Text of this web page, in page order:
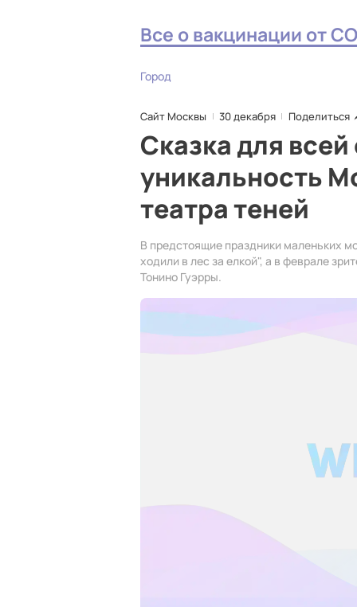
Все о вакцинации от
Город
Сайт Москвы 30 декабря Поделиться
Сказка для
уникальность
театра теней
В предстоящие праздники маленьких
ходили в лес за елкой", а в феврале
Тонино Гуэрры.